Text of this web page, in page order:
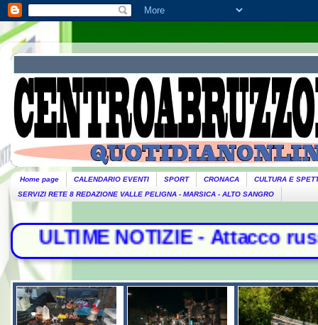
Home page CALENDARIO EVENTI SPORT CRONACA
CULTURA E
SERVIZI RETE 8 REDAZIONE VALLE PELIGNA - MARSICA - ALTO SANGRO
- Attacco russo su Odessa